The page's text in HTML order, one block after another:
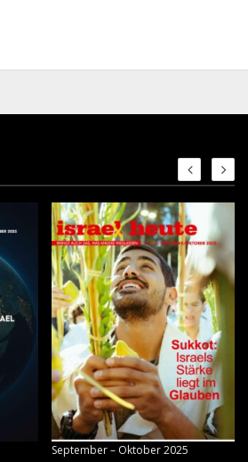
September – Oktober 2025